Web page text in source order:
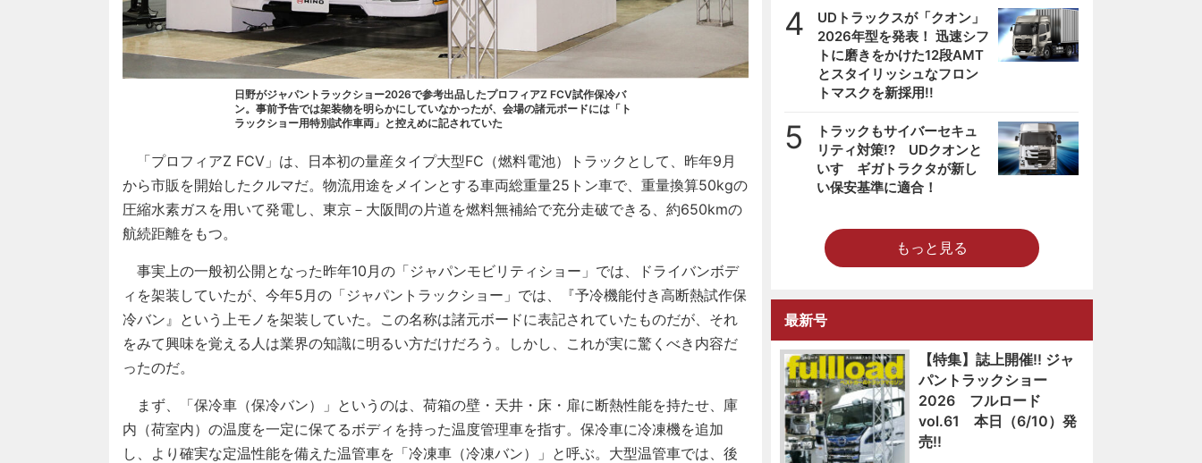
日野がジャパントラックショー2026で参考出品したプロフィアZ FCV試作保冷バ
ン。事前予告では架装物を明らかにしていなかったが、会場の諸元ボードには「ト
ラックショー用特別試作車両」と控えめに記されていた
「プロフィアZ FCV」は、日本初の量産タイプ大型FC（燃料電池）トラックとして、昨年9月
から市販を開始したクルマだ。物流用途をメインとする車両総重量25トン車で、重量換算50kgの
圧縮水素ガスを用いて発電し、東京－大阪間の片道を燃料無補給で充分走破できる、約650kmの
航続距離をもつ。
事実上の一般初公開となった昨年10月の「ジャパンモビリティショー」では、ドライバンボデ
ィを架装していたが、今年5月の「ジャパントラックショー」では、『予冷機能付き高断熱試作保
冷バン』という上モノを架装していた。この名称は諸元ボードに表記されていたものだが、それ
をみて興味を覚える人は業界の知識に明るい方だけだろう。しかし、これが実に驚くべき内容だ
ったのだ。
まず、「保冷車（保冷バン）」というのは、荷箱の壁・天井・床・扉に断熱性能を持たせ、庫
内（荷室内）の温度を一定に保てるボディを持った温度管理車を指す。保冷車に冷凍機を追加
し、より確実な定温性能を備えた温管車を「冷凍車（冷凍バン）」と呼ぶ。大型温管車では、後
4
UDトラックスが「クオン」
2026年型を発表！ 迅速シフ
トに磨きをかけた12段AMT
とスタイリッシュなフロン
トマスクを新採用!!
5
トラックもサイバーセキュ
リティ対策!? UDクオンと
いすゞギガトラクタが新し
い保安基準に適合！
もっと見る
最新号
【特集】誌上開催!! ジャ
パントラックショー
2026 フルロード
vol.61 本日（6/10）発
売!!